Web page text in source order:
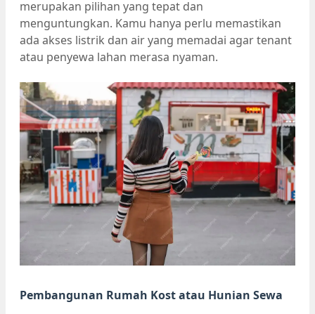
merupakan pilihan yang tepat dan
menguntungkan. Kamu hanya perlu memastikan
ada akses listrik dan air yang memadai agar tenant
atau penyewa lahan merasa nyaman.
Pembangunan Rumah Kost atau Hunian Sewa